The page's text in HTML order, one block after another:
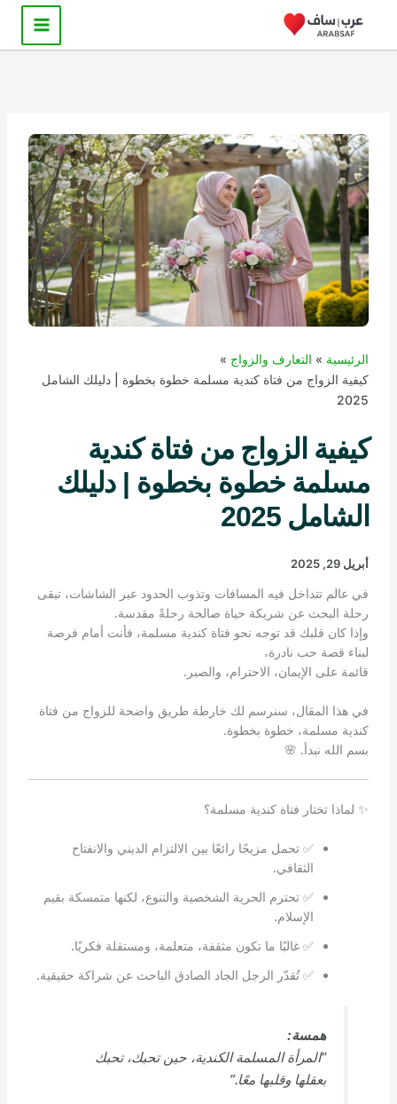
المحتوى
الرئيسية
التعارف والزواج
كيفية الزواج من فتاة كندية مسلمة خطوة بخطوة | دليلك الشامل
2025
كيفية الزواج من فتاة كندية
مسلمة خطوة بخطوة | دليلك
الشامل 2025
أبريل 29, 2025
في عالم تتداخل فيه المسافات وتذوب الحدود عبر الشاشات، تبقى
رحلة البحث عن شريكة حياة صالحة رحلةً مقدسة.
وإذا كان قلبك قد توجه نحو فتاة كندية مسلمة، فأنت أمام فرصة
لبناء قصة حب نادرة،
قائمة على الإيمان، الاحترام، والصبر.
في هذا المقال، سنرسم لك خارطة طريق واضحة للزواج من فتاة
كندية مسلمة، خطوة بخطوة.
بسم الله نبدأ. 🌸
✨ لماذا تختار فتاة كندية مسلمة؟
✅ تحمل مزيجًا رائعًا بين الالتزام الديني والانفتاح
الثقافي.
✅ تحترم الحرية الشخصية والتنوع، لكنها متمسكة بقيم
الإسلام.
✅ غالبًا ما تكون مثقفة، متعلمة، ومستقلة فكريًا.
✅ تُقدّر الرجل الجاد الصادق الباحث عن شراكة حقيقية.
همسة:
“المرأة المسلمة الكندية، حين تحبك، تحبك
بعقلها وقلبها معًا.”